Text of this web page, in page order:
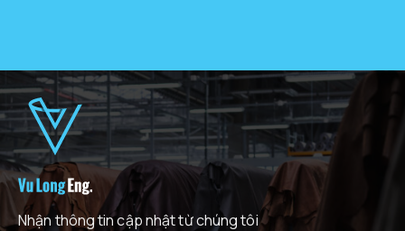
Nhận thông tin cập nhật từ chúng tôi